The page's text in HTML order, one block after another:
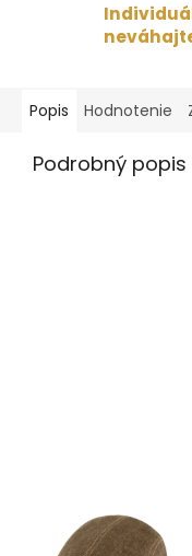
Popis Hodnotenie
Podrobný popis